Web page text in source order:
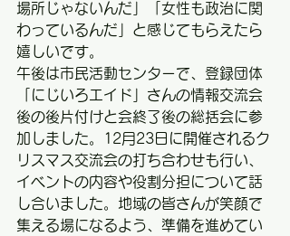
場所じゃないんだ」「女性も政治に関
わっているんだ」と感じてもらえたら
嬉しいです。
午後は市民活動センターで、登録団体
「にじいろエイド」さんの情報交流会
後の後片付けと会終了後の総括会に参
加しました。12月23日に開催されるク
リスマス交流会の打ち合わせも行い、
イベントの内容や役割分担について話
し合いました。地域の皆さんが笑顔で
集える場になるよう、準備を進めてい